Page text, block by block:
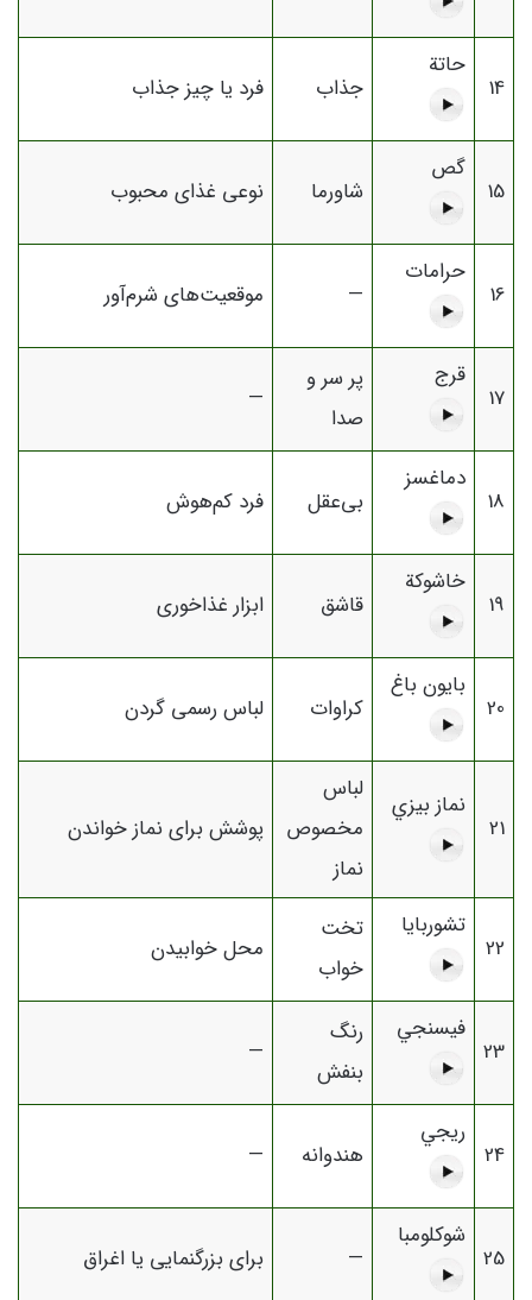
14
حاتة
جذاب فرد یا چیز جذاب
15
گص
شاورما نوعی غذای محبوب
16
حرامات
— موقعیت‌های شرم‌آور
17
قرج
پر سر و
صدا
—
18
دماغسز
بی‌عقل فرد کم‌هوش
19
خاشوكة
قاشق ابزار غذاخوری
20
بايون باغ
کراوات لباس رسمی گردن
21
نماز بيزي
لباس
مخصوص
نماز
پوشش برای نماز خواندن
22
تشوربايا
تخت
خواب
محل خوابیدن
23
فيسنجي
رنگ
بنفش
—
24
ريجي
هندوانه —
25
شوكلومبا
— برای بزرگنمایی یا اغراق